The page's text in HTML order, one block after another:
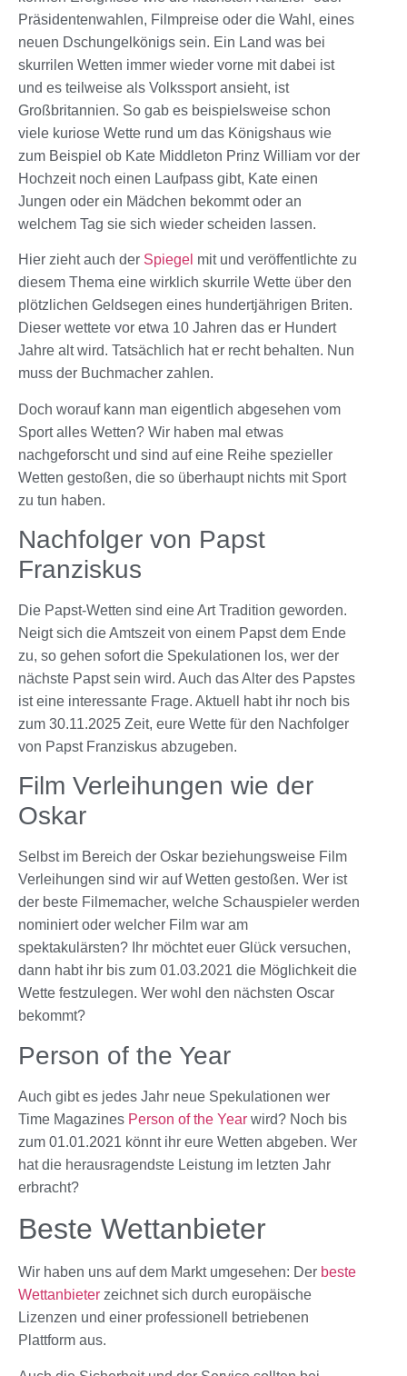
Präsidentenwahlen, Filmpreise oder die Wahl, eines
neuen Dschungelkönigs sein. Ein Land was bei
skurrilen Wetten immer wieder vorne mit dabei ist
und es teilweise als Volkssport ansieht, ist
Großbritannien. So gab es beispielsweise schon
viele kuriose Wette rund um das Königshaus wie
zum Beispiel ob Kate Middleton Prinz William vor der
Hochzeit noch einen Laufpass gibt, Kate einen
Jungen oder ein Mädchen bekommt oder an
welchem Tag sie sich wieder scheiden lassen.
Hier zieht auch der Spiegel mit und veröffentlichte zu
diesem Thema eine wirklich skurrile Wette über den
plötzlichen Geldsegen eines hundertjährigen Briten.
Dieser wettete vor etwa 10 Jahren das er Hundert
Jahre alt wird. Tatsächlich hat er recht behalten. Nun
muss der Buchmacher zahlen.
Doch worauf kann man eigentlich abgesehen vom
Sport alles Wetten? Wir haben mal etwas
nachgeforscht und sind auf eine Reihe spezieller
Wetten gestoßen, die so überhaupt nichts mit Sport
zu tun haben.
Nachfolger von Papst
Franziskus
Die Papst-Wetten sind eine Art Tradition geworden.
Neigt sich die Amtszeit von einem Papst dem Ende
zu, so gehen sofort die Spekulationen los, wer der
nächste Papst sein wird. Auch das Alter des Papstes
ist eine interessante Frage. Aktuell habt ihr noch bis
zum 30.11.2025 Zeit, eure Wette für den Nachfolger
von Papst Franziskus abzugeben.
Film Verleihungen wie der
Oskar
Selbst im Bereich der Oskar beziehungsweise Film
Verleihungen sind wir auf Wetten gestoßen. Wer ist
der beste Filmemacher, welche Schauspieler werden
nominiert oder welcher Film war am
spektakulärsten? Ihr möchtet euer Glück versuchen,
dann habt ihr bis zum 01.03.2021 die Möglichkeit die
Wette festzulegen. Wer wohl den nächsten Oscar
bekommt?
Person of the Year
Auch gibt es jedes Jahr neue Spekulationen wer
Time Magazines Person of the Year wird? Noch bis
zum 01.01.2021 könnt ihr eure Wetten abgeben. Wer
hat die herausragendste Leistung im letzten Jahr
erbracht?
Beste Wettanbieter
Wir haben uns auf dem Markt umgesehen: Der beste
Wettanbieter zeichnet sich durch europäische
Lizenzen und einer professionell betriebenen
Plattform aus.